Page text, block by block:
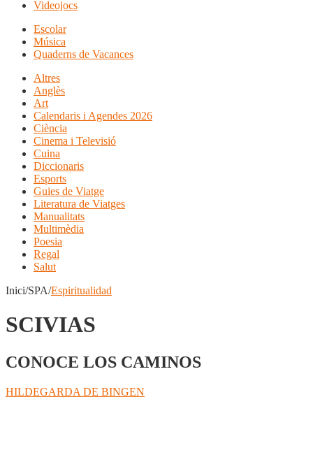
Videojocs
Escolar
Música
Quaderns de Vacances
Altres
Anglès
Art
Calendaris i Agendes 2026
Ciència
Cinema i Televisió
Cuina
Diccionaris
Esports
Guies de Viatge
Literatura de Viatges
Manualitats
Multimèdia
Poesia
Regal
Salut
Inici/SPA/Espiritualidad
SCIVIAS
CONOCE LOS CAMINOS
HILDEGARDA DE BINGEN